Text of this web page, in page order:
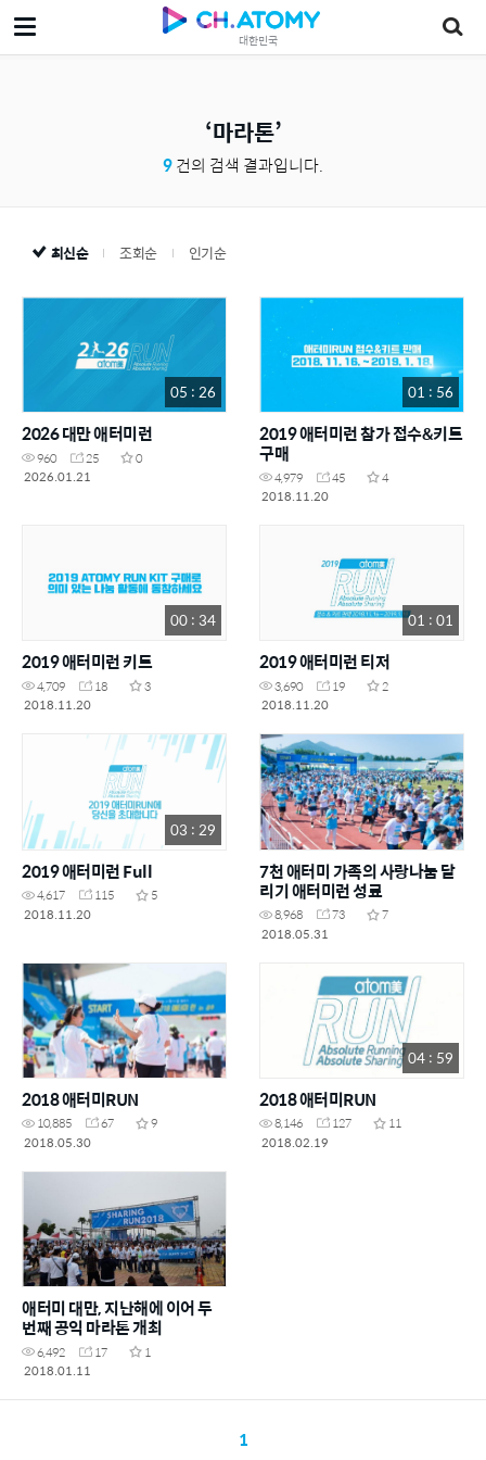
대한민국
마라톤
9건의 검색 결과입니다.
최신순 조회순 인기순
05 : 26
2026 대만 애터미런
960 25
0
2026.01.21
01 : 56
2019 애터미런 참가 접수&키트
구매
4,979 45
4
2018.11.20
00 : 34
2019 애터미런 키트
4,709 18
3
2018.11.20
01 : 01
2019 애터미런 티저
3,690 19
2
2018.11.20
03 : 29
2019 애터미런 Full
4,617 115
5
2018.11.20
7천 애터미 가족의 사랑나눔 달
리기 애터미런 성료
8,968 73
7
2018.05.31
2018 애터미RUN
10,885 67
9
2018.05.30
04 : 59
2018 애터미RUN
8,146 127
11
2018.02.19
애터미 대만, 지난해에 이어 두
번째 공익 마라톤 개최
6,492 17
1
2018.01.11
1